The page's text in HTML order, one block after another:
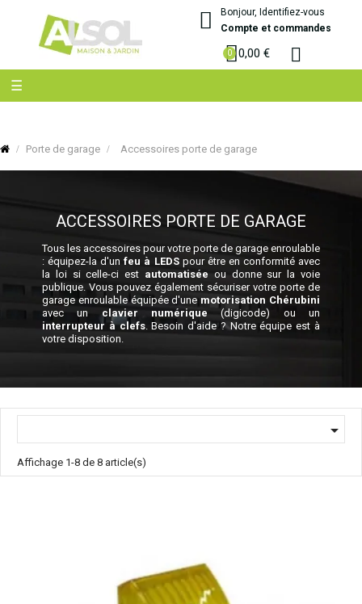
Bonjour, Identifiez-vous
Compte et commandes
0,00 €
Basculer
la
☰
Porte de garage Accessoires porte de garage
ACCESSOIRES PORTE DE GARAGE
Tous les accessoires pour votre porte de garage enroulable
: équipez-la d'unfeu à LEDSpour être en conformité avec
la loi si celle-ci est automatisée ou donne sur la voie
publique. Vous pouvez également sécuriser votre porte de
garage enroulable équipée d'une motorisation Chérubini
avec un clavier numérique (digicode) ou un
interrupteur à clefs. Besoin d'aide ? Notre équipe est à
votre disposition.

Affichage 1-8 de 8 article(s)